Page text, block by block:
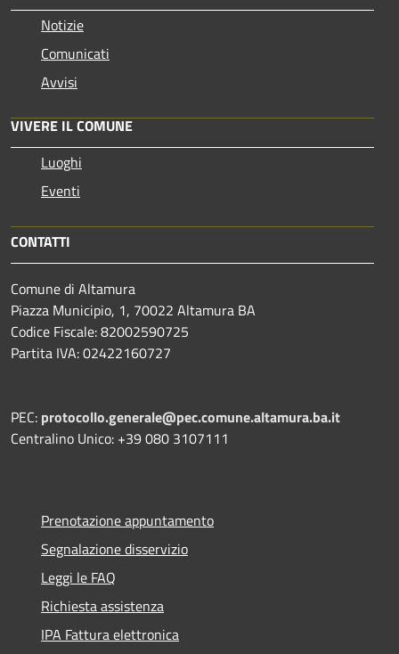
Notizie
Comunicati
Avvisi
VIVERE IL COMUNE
Luoghi
Eventi
CONTATTI
Comune di Altamura
Piazza Municipio, 1, 70022 Altamura BA
Codice Fiscale: 82002590725
Partita IVA: 02422160727
PEC: protocollo.generale@pec.comune.altamura.ba.it
Centralino Unico: +39 080 3107111
Prenotazione appuntamento
Segnalazione disservizio
Leggi le FAQ
Richiesta assistenza
IPA Fattura elettronica